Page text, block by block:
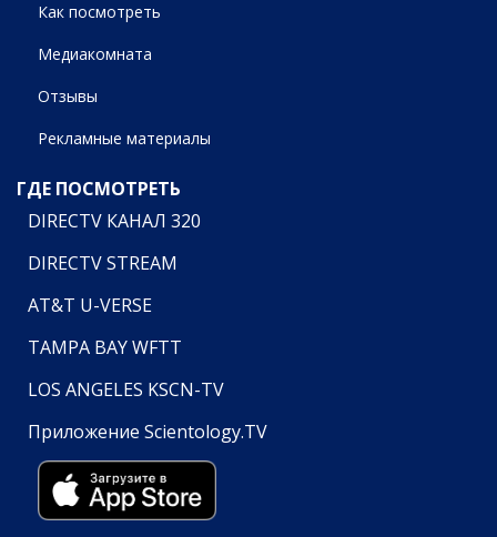
Как посмотреть
Медиакомната
Отзывы
Рекламные материалы
ГДЕ ПОСМОТРЕТЬ
DIRECTV КАНАЛ 320
DIRECTV STREAM
AT&T U-VERSE
TAMPA BAY WFTT
LOS ANGELES KSCN-TV
Приложение Scientology.TV